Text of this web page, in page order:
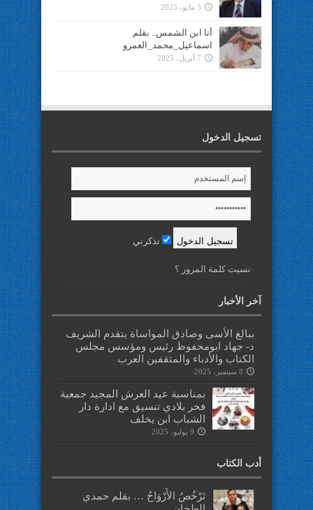
3 مايو، 2025
أنا ابن الشمس.. بقلم
اسماعيل_محمد_العمرو
7 أبريل، 2025
تسجيل الدخول
تذكرني
نسيت كلمة المرور ؟
آخر الأخبار
ببالغ الأسى وصادق المواساة يتقدم الشريف
د- جهاد ابومحفوظ رئيس ومؤسس مجلس
الكتاب والأدباء والمثقفين العرب
8 سبتمبر، 2025
بمناسبة عيد العرش المجيد جمعية
فخر بلادي تنسيق مع ادارة دار
الشباب ابن يخلف
9 يوليو، 2025
أدب الكتاب
تَرْخُصُ الأَرْوَاحُ … بقلم حمدي